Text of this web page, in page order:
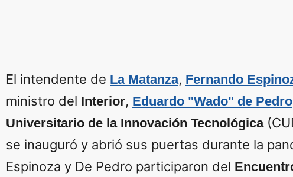
El intendente de La Matanza, Fernando
ministro del Interior, Eduardo "Wado" de Pedro
Universitario de la Innovación Tecnológica
se inauguró y abrió sus puertas durante la
Espinoza y De Pedro participaron del